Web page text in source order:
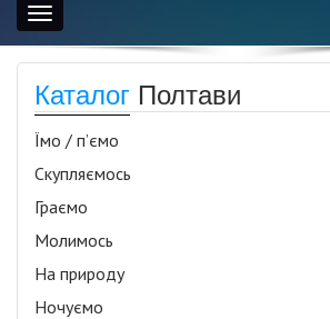
Toggle
navigation
Каталог Полтави
Їмо / п’ємо
Скупляємось
Граємо
Молимось
На природу
Ночуємо